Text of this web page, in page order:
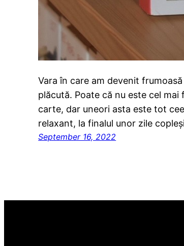
Vara în care am devenit
plăcută. Poate că nu este cel
carte, dar uneori asta este tot
relaxant, la finalul unor zile
September 16, 2022